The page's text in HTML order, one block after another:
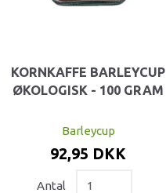
KORNKAFFE BARLEYCUP
ØKOLOGISK - 100 GRAM
Barleycup
92,95 DKK
Antal